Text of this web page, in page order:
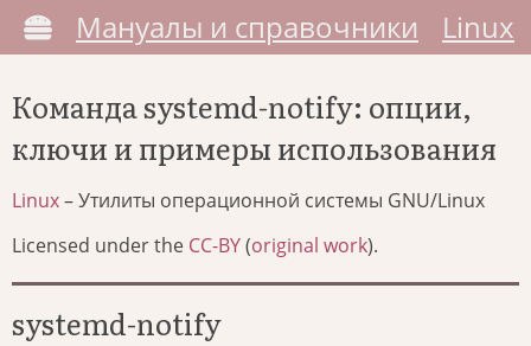
Мануалы и справочники Linux
Команда systemd-notify: опции,
ключи и примеры использования
Linux– Утилиты операционной системы GNU/Linux
Licensed under the CC-BY(original work).
systemd-notify